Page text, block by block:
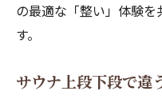
の最適な「整い」体験
す。
サウナ上段下段で違